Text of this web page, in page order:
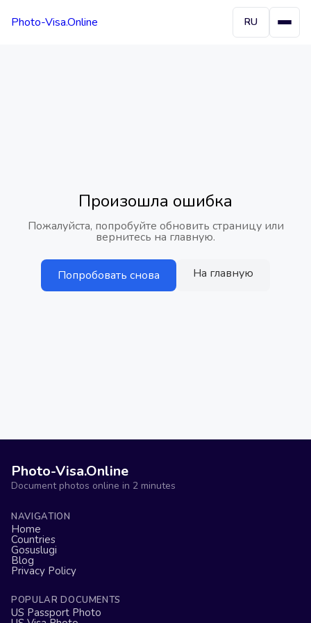
Photo-Visa.Online RU
Произошла ошибка
Пожалуйста, попробуйте обновить страницу или
вернитесь на главную.
Попробовать снова На главную
Photo-Visa.Online
Document photos online in 2 minutes
NAVIGATION
Home
Countries
Gosuslugi
Blog
Privacy Policy
POPULAR DOCUMENTS
US Passport Photo